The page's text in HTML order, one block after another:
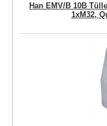
Han EMV/B 10B
1xM32,